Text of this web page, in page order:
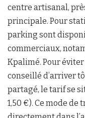
centre artisanal,
principale. Pour
parking sont
commerciaux,
Kpalimé. Pour
conseillé d’arriver
partagé, le tarif se
1,50 €). Ce mode